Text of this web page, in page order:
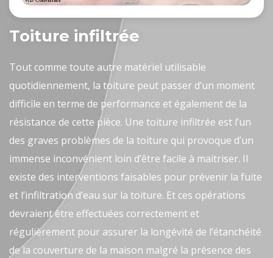
Toiture infiltrée
Tout comme toute autre matériel utilisable
quotidiennement, la toiture peut passer d’un moment
difficile en terme de performance et également de la
résistance de cette pièce. Une toiture infiltrée est l’un
des graves problèmes de la toiture qui provoque d’un
immense inconvénient loin d’être facile à maitriser. Il
existe des interventions faisables pour prévenir la fuite
et l’infiltration d’eau sur la toiture. Et ces opérations
devraient être effectuées correctement et
régulièrement pour assurer la longévité de l’étanchéité
de la couverture de la maison malgré la présence des